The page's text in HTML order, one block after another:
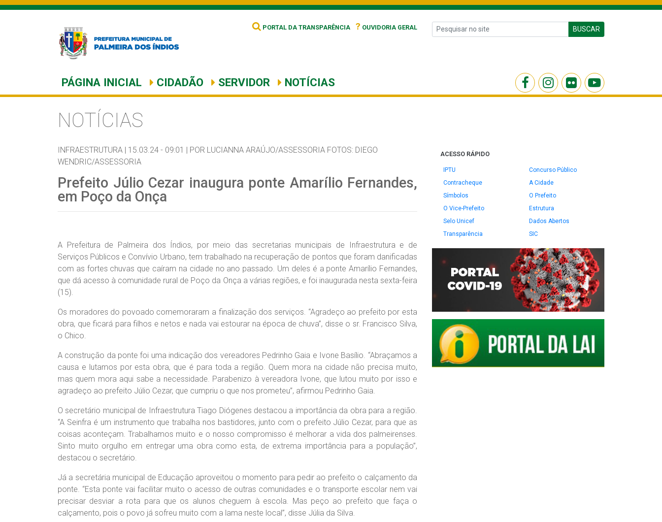
PORTAL DA TRANSPARÊNCIA ? OUVIDORIA GERAL BUSCAR
PÁGINA INICIAL CIDADÃO SERVIDOR NOTÍCIAS
NOTÍCIAS
INFRAESTRUTURA | 15.03.24 - 09:01 | POR LUCIANNA ARAÚJO/ASSESSORIA FOTOS: DIEGO
WENDRIC/ASSESSORIA
Prefeito Júlio Cezar inaugura ponte Amarílio Fernandes,
em Poço da Onça
A Prefeitura de Palmeira dos Índios, por meio das secretarias municipais de Infraestrutura e de
Serviços Públicos e Convívio Urbano, tem trabalhado na recuperação de pontos que foram danificadas
com as fortes chuvas que caíram na cidade no ano passado. Um deles é a ponte Amarílio Fernandes,
que dá acesso à comunidade rural de Poço da Onça a várias regiões, e foi inaugurada nesta sexta-feira
(15).
Os moradores do povoado comemoraram a finalização dos serviços. “Agradeço ao prefeito por esta
obra, que ficará para filhos e netos e nada vai estourar na época de chuva”, disse o sr. Francisco Silva,
o Chico.
A construção da ponte foi uma indicação dos vereadores Pedrinho Gaia e Ivone Basílio. “Abraçamos a
causa e lutamos por esta obra, que é para toda a região. Quem mora na cidade não precisa muito,
mas quem mora aqui sabe a necessidade. Parabenizo à vereadora Ivone, que lutou muito por isso e
agradeço ao prefeito Júlio Cezar, que cumpriu o que nos prometeu”, afirmou Pedrinho Gaia.
O secretário municipal de Infraestrutura Tiago Diógenes destacou a importância da obra para a região.
“A Seinfra é um instrumento que trabalha nos bastidores, junto com o prefeito Júlio Cezar, para que as
coisas aconteçam. Trabalhamos muito e o nosso compromisso é melhorar a vida dos palmeirenses.
Sinto muito orgulho em entregar uma obra como esta, de extrema importância para a população”,
destacou o secretário.
Já a secretária municipal de Educação aproveitou o momento para pedir ao prefeito o calçamento da
ponte. “Esta ponte vai facilitar muito o acesso de outras comunidades e o transporte escolar nem vai
precisar desviar a rota para que os alunos cheguem à escola. Mas peço ao prefeito que faça o
calçamento, pois o povo já sofreu muito com a lama neste local”, disse Júlia da Silva.
ACESSO RÁPIDO
IPTU
Concurso Público
Contracheque
A Cidade
Símbolos
O Prefeito
O Vice-Prefeito
Estrutura
Selo Unicef
Dados Abertos
Transparência
SIC